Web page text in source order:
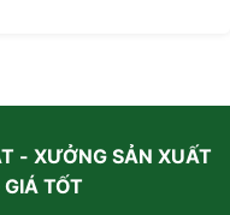
- XƯỞNG SẢN XUẤT
TỐT